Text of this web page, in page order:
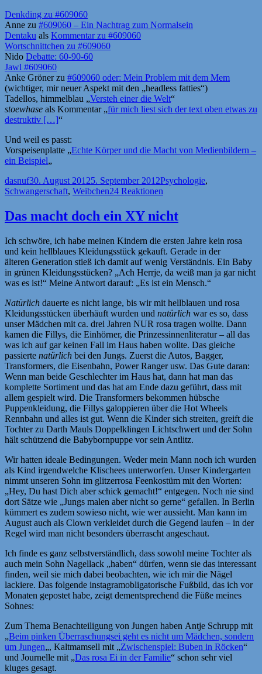
Denkding zu #609060
Anne zu #609060 – Ein Nachtrag zum Normalsein
Dentaku als Kommentar zu #609060
Wortschnittchen zu #609060
Nido Debatte: 60-90-60
Jawl #609060
Anke Gröner zu #609060 oder: Mein Problem mit dem Mem
(wichtiger, mir neuer Aspekt mit den „headless fatties“)
Tadellos, himmelblau „Versteh einer die Welt“
stoewhase als Kommentar „für mich liest sich der text oben etwas zu
destruktiv […]“
Und weil es passt:
Vorspeisenplatte „Echte Körper und die Macht von Medienbildern –
ein Beispiel„
Autor
dasnufVeröffentlicht
am
30. August 20125. September 2012Kategorien
Psychologie,
Schwangerschaft, Weibchen24 Reaktionen
Das macht doch ein XY nicht
Ich schwöre, ich habe meinen Kindern die ersten Jahre kein rosa
und kein hellblaues Kleidungsstück gekauft. Gerade in der
älteren Generation stieß ich damit auf wenig Verständnis. Ein Baby
in grünen Kleidungsstücken? „Ach Herrje, da weiß man ja gar nicht
was es ist!“ Meine Antwort darauf: „Es ist ein Mensch.“
Natürlich dauerte es nicht lange, bis wir mit hellblauen und rosa
Kleidungsstücken überhäuft wurden und natürlich war es so, dass
unser Mädchen mit ca. drei Jahren NUR rosa tragen wollte. Dann
kamen die Fillys, die Einhörner, die Prinzessinnenliteratur – all das
was ich auf gar keinen Fall im Haus haben wollte. Das gleiche
passierte natürlich bei den Jungs. Zuerst die Autos, Bagger,
Transformers, die Eisenbahn, Power Ranger usw. Das Gute daran:
Wenn man beide Geschlechter im Haus hat, dann hat man das
komplette Sortiment und das hat am Ende dazu geführt, dass mit
allem gespielt wird. Die Transformers bekommen hübsche
Puppenkleidung, die Fillys galoppieren über die Hot Wheels
Rennbahn und alles ist gut. Wenn die Kinder sich streiten, greift die
Tochter zu Darth Mauls Doppelklingen Lichtschwert und der Sohn
hält schützend die Babybornpuppe vor sein Antlitz.
Wir hatten ideale Bedingungen. Weder mein Mann noch ich wurden
als Kind irgendwelche Klischees unterworfen. Unser Kindergarten
nimmt unseren Sohn im glitzerrosa Feenkostüm mit den Worten:
„Hey, Du hast Dich aber schick gemacht!“ entgegen. Noch nie sind
dort Sätze wie „Jungs malen aber nicht so gerne“ gefallen. In Berlin
kümmert es zudem sowieso nicht, wie wer aussieht. Man kann im
August auch als Clown verkleidet durch die Gegend laufen – in der
Regel wird man nicht besonders überrascht angeschaut.
Ich finde es ganz selbstverständlich, dass sowohl meine Tochter als
auch mein Sohn Nagellack „haben“ dürfen, wenn sie das interessant
finden, weil sie mich dabei beobachten, wie ich mir die Nägel
lackiere. Das folgende instagramobligatorische Fußbild, das ich vor
Monaten gepostet habe, zeigt dementsprechend die Füße meines
Sohnes:
Zum Thema Benachteiligung von Jungen haben Antje Schrupp mit
„Beim pinken Überraschungsei geht es nicht um Mädchen, sondern
um Jungen„, Kaltmamsell mit „Zwischenspiel: Buben in Röcken“
und Journelle mit „Das rosa Ei in der Familie“ schon sehr viel
kluges gesagt.